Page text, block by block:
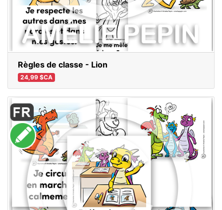
Règles de classe - Lion
24,99 $CA